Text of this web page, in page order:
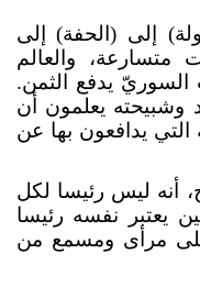
إلى (الحفة) إلى
متسارعة، والعالم
السوريّ يدفع الثمن.
وشبيحته يعلمون أن
التي يدافعون بها عن
أنه ليس رئيسا لكل
يعتبر نفسه رئيسا
على مرأى ومسمع من